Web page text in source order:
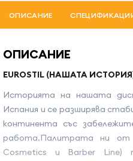
ОПИСАНИЕ
ОПИСАНИЕ
EUROSTIL (НАШАТА
Историята на нашата
Испания и се разширява
континента със
работа.Палитрата ни от
Cosmetics и Barber Line)